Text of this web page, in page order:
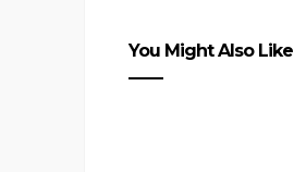
You Might Also Like